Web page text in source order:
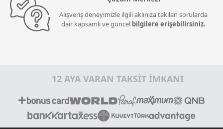
Alışveriş deneyimizle ilgili aklınıza takılan sorularda
dair kapsamlı ve güncel bilgilere erişebilirsiniz.
12 AYA VARAN TAKSİT İMKANI